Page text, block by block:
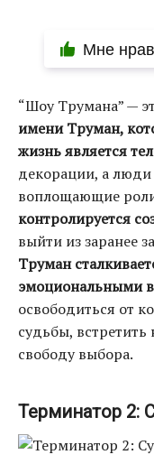
Мне
“Шоу Трумана” —
имени Труман,
жизнь является
декорации, а
воплощающие
контролируется
выйти из заранее
Труман
эмоциональными
освободиться от
судьбы,
свободу выбора.
Терминатор 2: